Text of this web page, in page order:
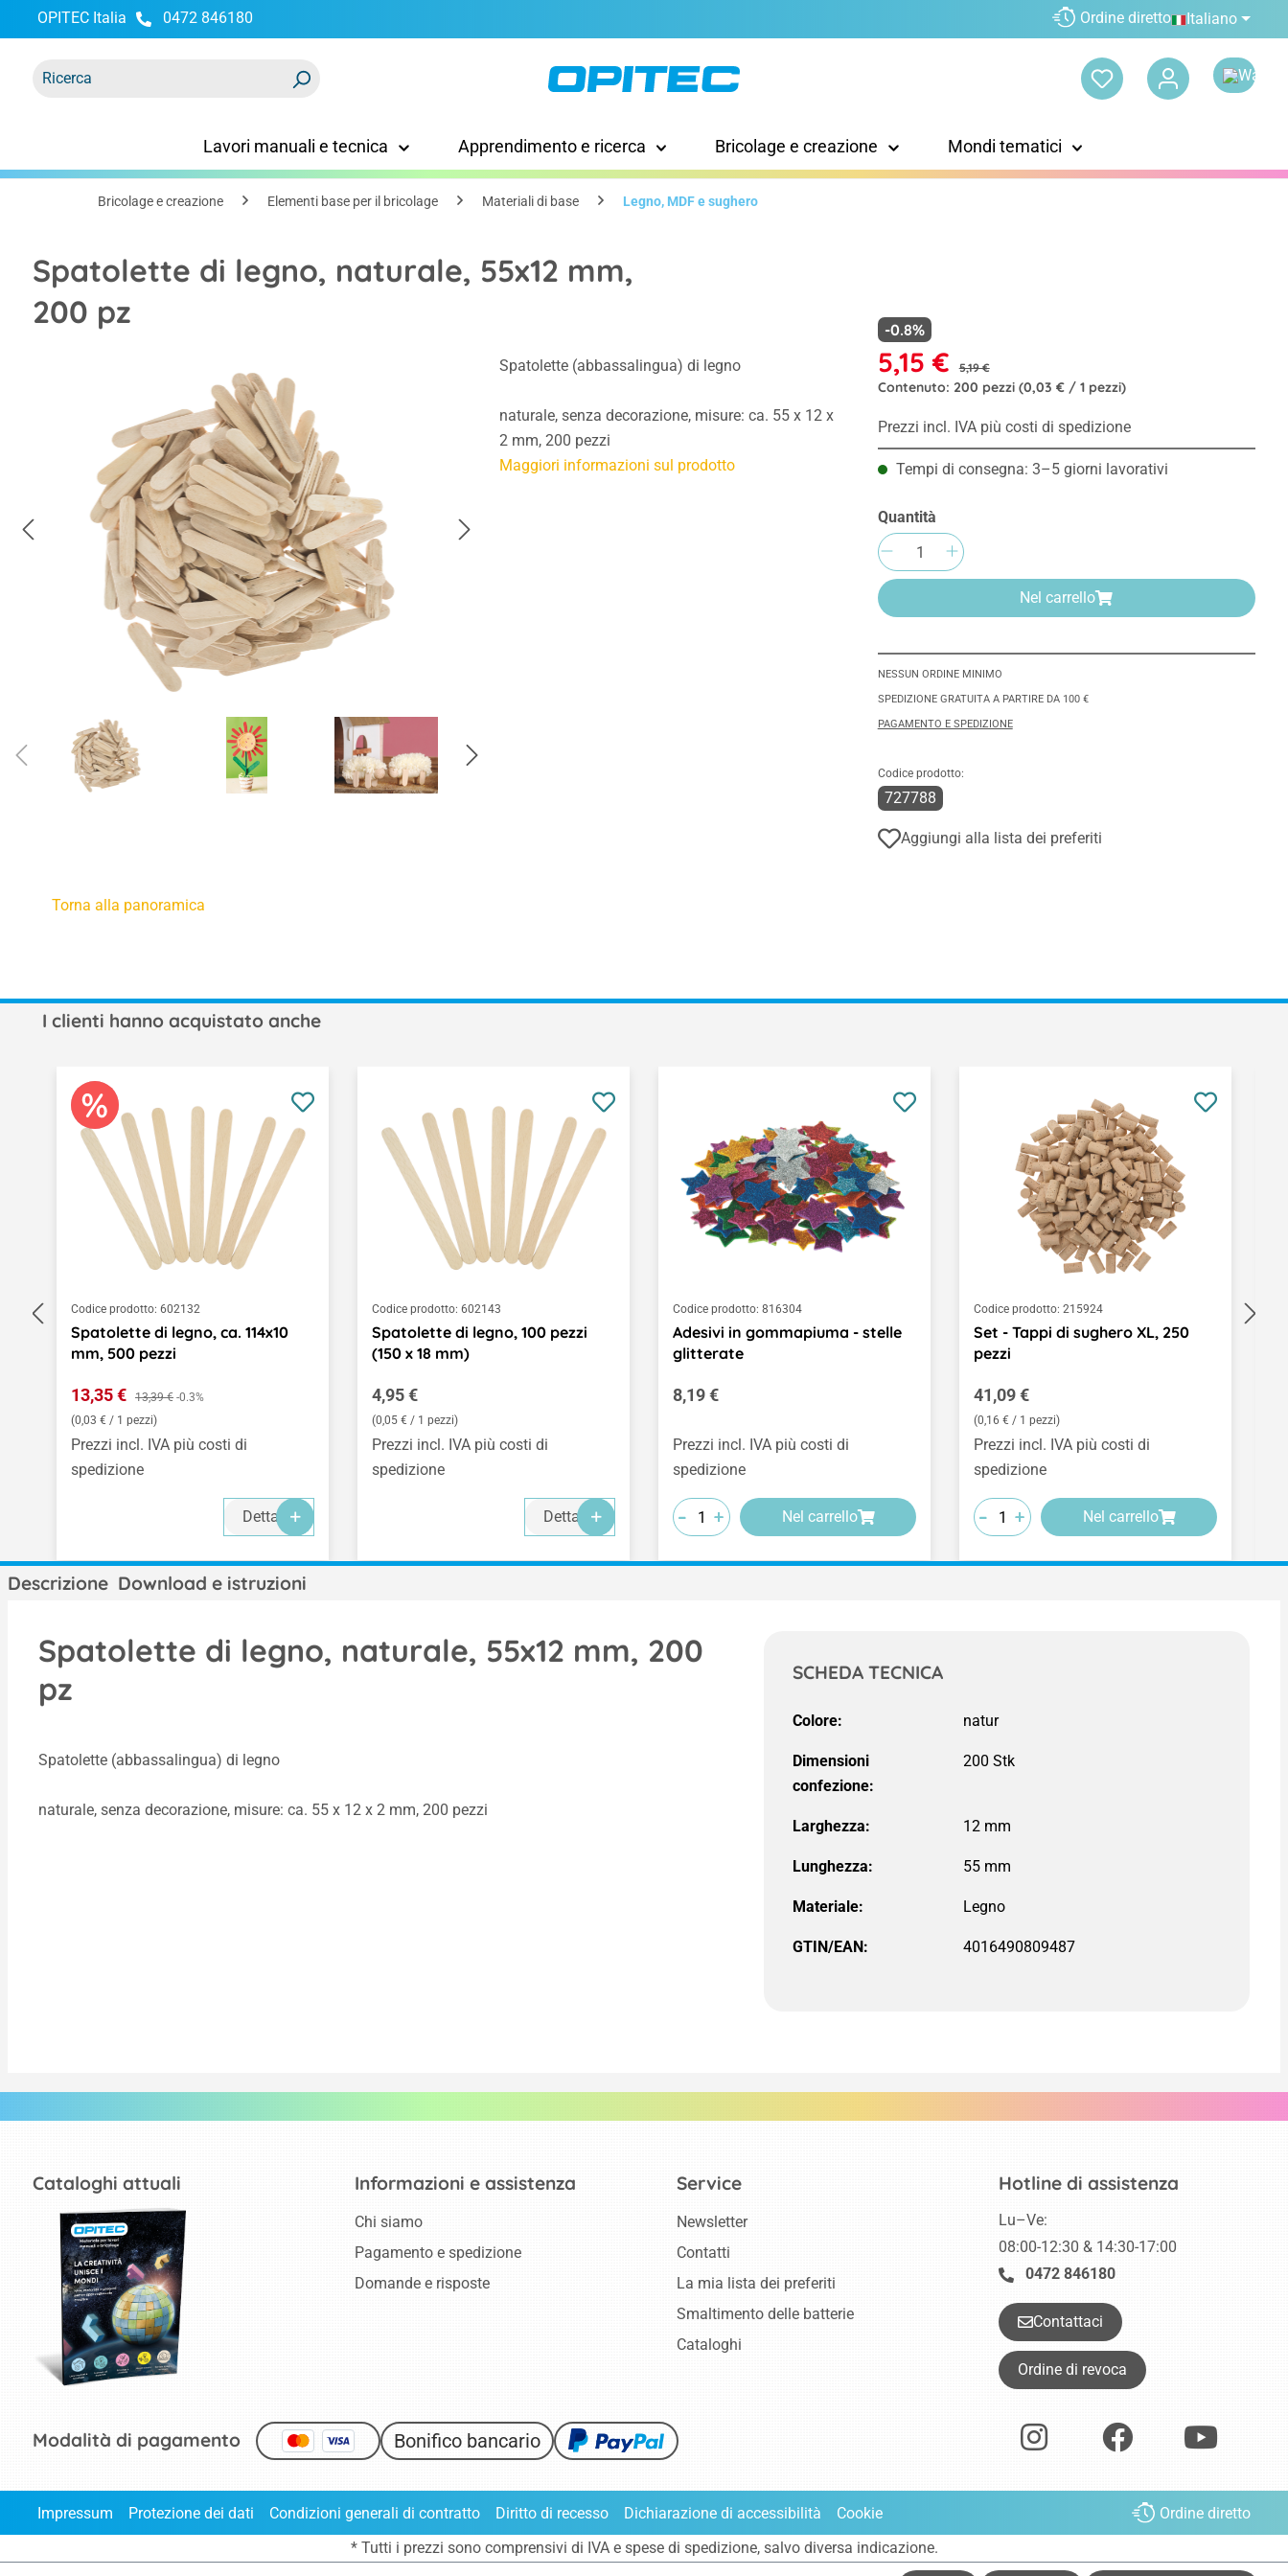
Passa alla navigazione principale
OPITEC Italia 0472 846180 Ordine diretto Italiano
Lavori manuali e tecnica Apprendimento e ricerca Bricolage e creazione Mondi tematici
Bricolage e creazione Elementi base per il bricolage Materiali di base Legno, MDF e sughero
Spatolette di legno, naturale, 55x12 mm,
200 pz
Spatolette (abbassalingua) di legno
naturale, senza decorazione, misure: ca. 55 x 12 x
2 mm, 200 pezzi
Maggiori informazioni sul prodotto
5,15 € 5,19 €
-0.8%
Contenuto: 200 pezzi (0,03 € / 1 pezzi)
Prezzi incl. IVA più costi di spedizione
Tempi di consegna: 3–5 giorni lavorativi
Quantità
Quantità del prodotto: inserisci la
Nel carrello
NESSUN ORDINE MINIMO
SPEDIZIONE GRATUITA A PARTIRE DA 100 €
PAGAMENTO E SPEDIZIONE
Codice prodotto:
727788
Aggiungi alla lista dei preferiti
Torna alla panoramica
I clienti hanno acquistato anche
Salta la galleria dei prodotti
Codice prodotto: 602132
Spatolette di legno, ca. 114x10
mm, 500 pezzi
Prezzo di vendita:
13,35 € Prezzo normale:
13,39 € -0.3%
(0,03 € / 1 pezzi)
Prezzi incl. IVA più costi di
spedizione
Dettagli
Codice prodotto: 602143
Spatolette di legno, 100 pezzi
(150 x 18 mm)
Prezzo normale:
4,95 €
(0,05 € / 1 pezzi)
Prezzi incl. IVA più costi di
spedizione
Dettagli
Codice prodotto: 816304
Adesivi in gommapiuma - stelle
glitterate
Prezzo normale:
8,19 €
Prezzi incl. IVA più costi di
spedizione
-
-
- +
+
+ Nel carrello
Codice prodotto: 215924
Set - Tappi di sughero XL, 250
pezzi
Prezzo normale:
41,09 €
(0,16 € / 1 pezzi)
Prezzi incl. IVA più costi di
spedizione
-
-
- +
+
+ Nel carrello
Descrizione Download e istruzioni
Spatolette di legno, naturale, 55x12 mm, 200
pz
Spatolette (abbassalingua) di legno
naturale, senza decorazione, misure: ca. 55 x 12 x 2 mm, 200 pezzi
SCHEDA TECNICA
Colore:
Dimensioni
confezione:
200 Stk
Larghezza:
Lunghezza:
Materiale:
GTIN/EAN: 4016490809487
Cataloghi attuali Hotline di assistenza
Lu–Ve:
08:00-12:30 & 14:30-17:00
0472 846180
Contattaci
Ordine di revoca
Informazioni e assistenza
Chi siamo
Pagamento e spedizione
Domande e risposte
Service
Newsletter
Contatti
La mia lista dei preferiti
Smaltimento delle batterie
Cataloghi
Modalità di pagamento Bonifico bancario
Impressum Protezione dei dati Condizioni generali di contratto Diritto di recesso Dichiarazione di accessibilità Cookie
Ordine diretto
* Tutti i prezzi sono comprensivi di IVA e spese di spedizione, salvo diversa indicazione.